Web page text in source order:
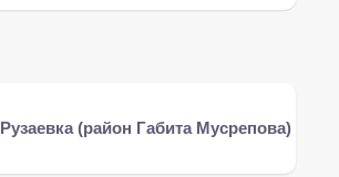
Рузаевка (район Габита Мусрепова)